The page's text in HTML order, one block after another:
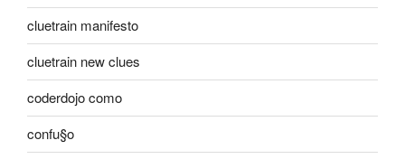
cluetrain manifesto
cluetrain new clues
coderdojo como
confu§o